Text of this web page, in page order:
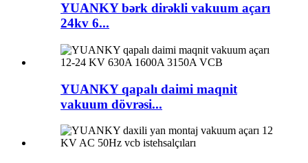
YUANKY bərk dirəkli vakuum açarı
24kv 6...
YUANKY qapalı daimi maqnit
vakuum dövrəsi...